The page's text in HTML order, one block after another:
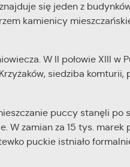
się jeden z
kamienicy
W II połowie XIII w
siedziba komturii,
puccy stanęli po
W zamian za 15 tys.
puckie istniało